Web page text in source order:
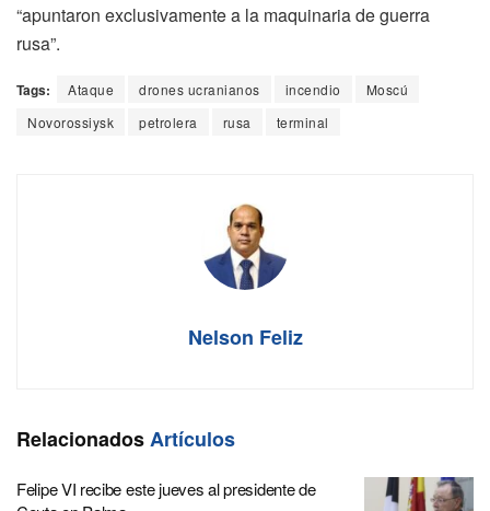
“apuntaron exclusivamente a la maquinaria de guerra
rusa”.
Tags: Ataque drones ucranianos incendio
Moscú
Novorossiysk
petrolera rusa terminal
Nelson Feliz
RelacionadosArtículos
Felipe VI recibe este jueves al presidente de